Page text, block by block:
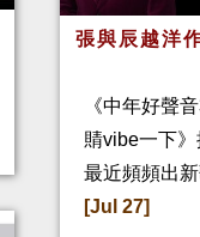
張與辰越洋
《中年好聲
䝼vibe一下
最近頻頻出
[Jul 27]